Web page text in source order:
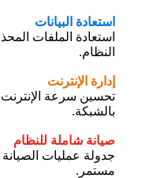
استعادة البيانات
استعادة الملفات
النظام.
إدارة الإنترنت
تحسين سرعة
بالشبكة.
صيانة شاملة للنظام
جدولة عمليات
مستمر.